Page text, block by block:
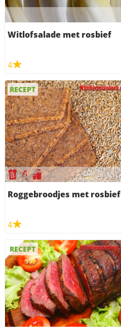
Witlofsalade met rosbief
4
RECEPT
Roggebroodjes met rosbief
4
RECEPT